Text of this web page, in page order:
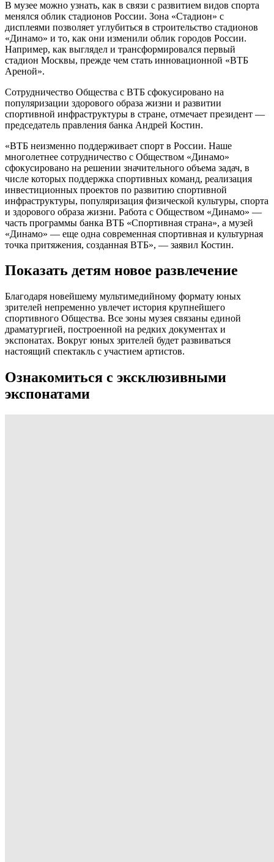
В музее можно узнать, как в связи с развитием видов спорта
менялся облик стадионов России. Зона «Стадион» с
дисплеями позволяет углубиться в строительство стадионов
«Динамо» и то, как они изменили облик городов России.
Например, как выглядел и трансформировался первый
стадион Москвы, прежде чем стать инновационной «ВТБ
Ареной».
Сотрудничество Общества с ВТБ сфокусировано на
популяризации здорового образа жизни и развитии
спортивной инфраструктуры в стране, отмечает президент —
председатель правления банка Андрей Костин.
«ВТБ неизменно поддерживает спорт в России. Наше
многолетнее сотрудничество с Обществом «Динамо»
сфокусировано на решении значительного объема задач, в
числе которых поддержка спортивных команд, реализация
инвестиционных проектов по развитию спортивной
инфраструктуры, популяризация физической культуры, спорта
и здорового образа жизни. Работа с Обществом «Динамо» —
часть программы банка ВТБ «Спортивная страна», а музей
«Динамо» — еще одна современная спортивная и культурная
точка притяжения, созданная ВТБ», — заявил Костин.
Показать детям новое развлечение
Благодаря новейшему мультимедийному формату юных
зрителей непременно увлечет история крупнейшего
спортивного Общества. Все зоны музея связаны единой
драматургией, построенной на редких документах и
экспонатах. Вокруг юных зрителей будет развиваться
настоящий спектакль с участием артистов.
Ознакомиться с эксклюзивными
экспонатами